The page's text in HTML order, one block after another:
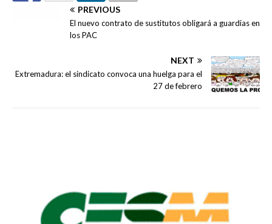
PREVIOUS
El nuevo contrato de sustitutos obligará a guardias en
los PAC
NEXT
Extremadura: el sindicato convoca una huelga para el
27 de febrero